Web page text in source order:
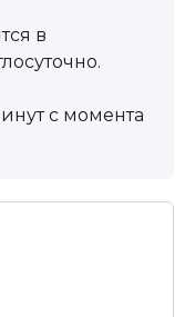
в
с момента